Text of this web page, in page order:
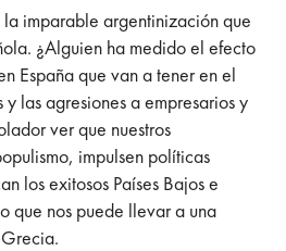
la imparable argentinización que
¿Alguien ha medido el efecto
España que van a tener en el
y las agresiones a empresarios y
ver que nuestros
impulsen políticas
los exitosos Países Bajos e
que nos puede llevar a una